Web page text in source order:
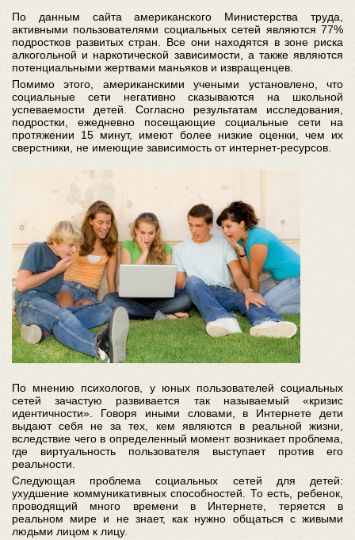
По данным сайта американского Министерства труда,
активными пользователями социальных сетей являются 77%
подростков развитых стран. Все они находятся в зоне риска
алкогольной и наркотической зависимости, а также являются
потенциальными жертвами маньяков и извращенцев.
Помимо этого, американскими учеными установлено, что
социальные сети негативно сказываются на школьной
успеваемости детей. Согласно результатам исследования,
подростки, ежедневно посещающие социальные сети на
протяжении 15 минут, имеют более низкие оценки, чем их
сверстники, не имеющие зависимость от интернет-ресурсов.
По мнению психологов, у юных пользователей социальных
сетей зачастую развивается так называемый «кризис
идентичности». Говоря иными словами, в Интернете дети
выдают себя не за тех, кем являются в реальной жизни,
вследствие чего в определенный момент возникает проблема,
где виртуальность пользователя выступает против его
реальности.
Следующая проблема социальных сетей для детей:
ухудшение коммуникативных способностей. То есть, ребенок,
проводящий много времени в Интернете, теряется в
реальном мире и не знает, как нужно общаться с живыми
людьми лицом к лицу.